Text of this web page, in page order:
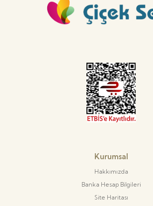
Kurumsal
Hakkımızda
Banka Hesap Bilgileri
Site Haritası